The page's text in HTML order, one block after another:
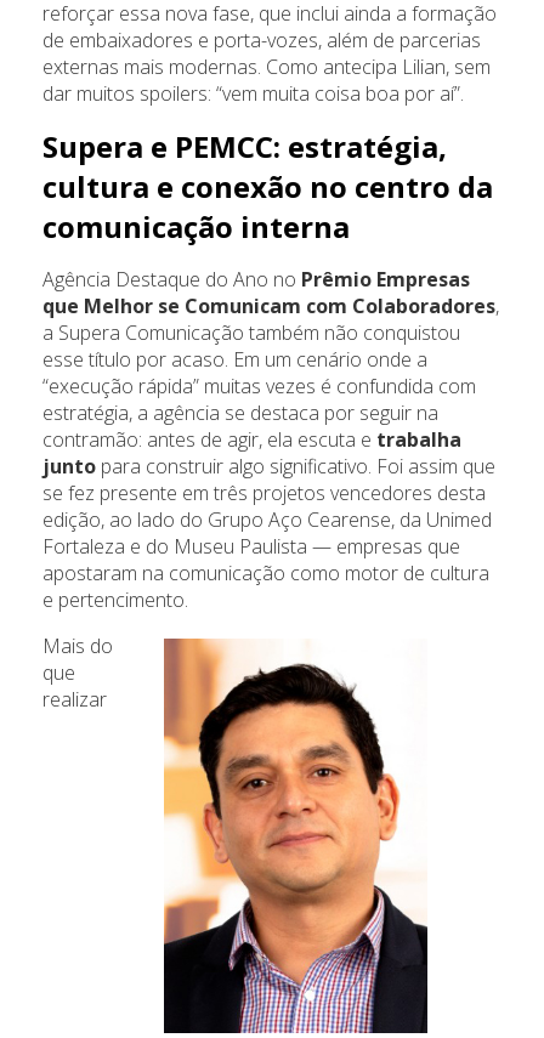
reforçar essa nova fase, que inclui ainda a formação
de embaixadores e porta-vozes, além de parcerias
externas mais modernas. Como antecipa Lilian, sem
dar muitos spoilers: “vem muita coisa boa por aí”.
Supera e PEMCC: estratégia,
cultura e conexão no centro da
comunicação interna
Agência Destaque do Ano no Prêmio Empresas
que Melhor se Comunicam com Colaboradores,
a Supera Comunicação também não conquistou
esse título por acaso. Em um cenário onde a
“execução rápida” muitas vezes é confundida com
estratégia, a agência se destaca por seguir na
contramão: antes de agir, ela escuta e trabalha
junto para construir algo significativo. Foi assim que
se fez presente em três projetos vencedores desta
edição, ao lado do Grupo Aço Cearense, da Unimed
Fortaleza e do Museu Paulista — empresas que
apostaram na comunicação como motor de cultura
e pertencimento.
Mais do
que
realizar